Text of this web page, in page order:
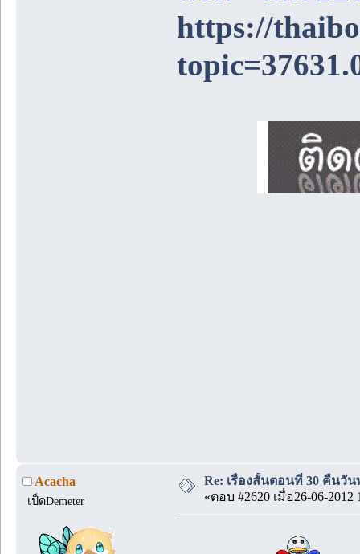
https://
Acacha
เป็ดDemeter
Re: เรื่องสั้นตอนที่ 30 คืนวั
«ตอบ #2620 เมื่อ26-06-2012